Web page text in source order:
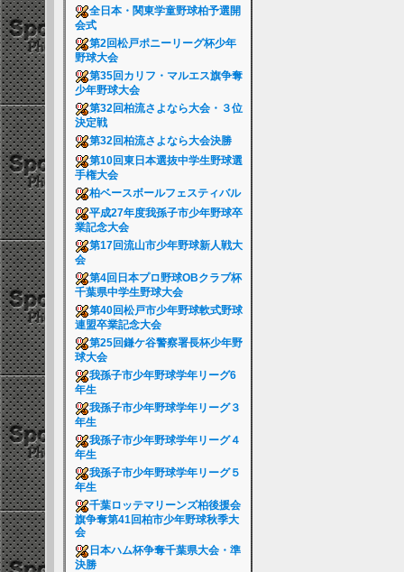
全日本・関東学童野球柏予選開
会式
第2回松戸ポニーリーグ杯少年
野球大会
第35回カリフ・マルエス旗争奪
少年野球大会
第32回柏流さよなら大会・３位
決定戦
第32回柏流さよなら大会決勝
第10回東日本選抜中学生野球選
手権大会
柏ベースボールフェスティバル
平成27年度我孫子市少年野球卒
業記念大会
第17回流山市少年野球新人戦大
会
第4回日本プロ野球OBクラブ杯
千葉県中学生野球大会
第40回松戸市少年野球軟式野球
連盟卒業記念大会
第25回鎌ケ谷警察署長杯少年野
球大会
我孫子市少年野球学年リーグ6
年生
我孫子市少年野球学年リーグ３
年生
我孫子市少年野球学年リーグ４
年生
我孫子市少年野球学年リーグ５
年生
千葉ロッテマリーンズ柏後援会
旗争奪第41回柏市少年野球秋季大
会
日本ハム杯争奪千葉県大会・準
決勝